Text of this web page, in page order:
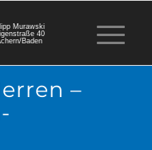
Murawski
40
Baden
–